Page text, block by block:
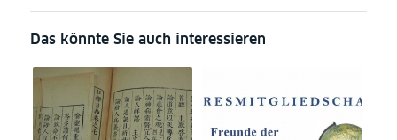
Das könnte Sie auch interessieren